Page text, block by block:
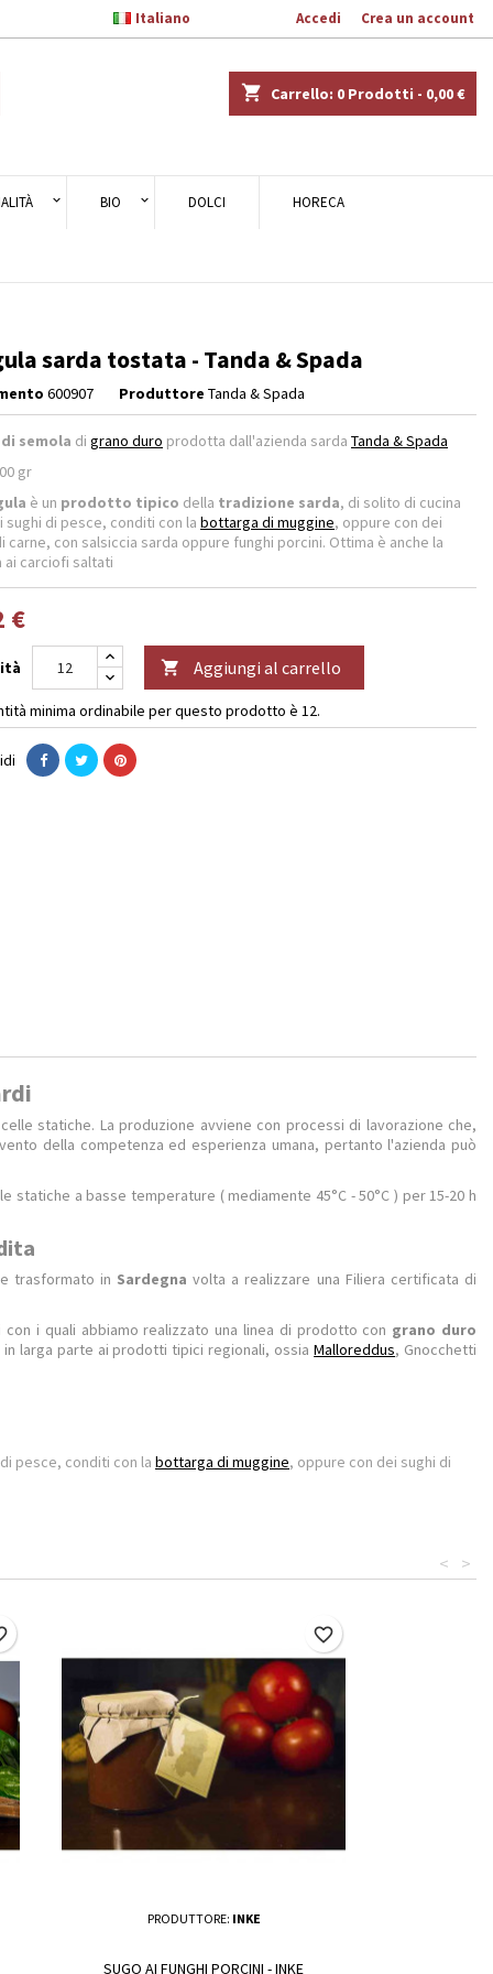
Accedi Crea un account
Italiano
shopping_cart Carrello: 0 Prodotti - 0,00 €
BIO DOLCI HORECA
sarda tostata - Tanda & Spada
600907 Produttore Tanda & Spada
semola di grano duro prodotta dall'azienda sarda Tanda & Spada
gr
è un prodotto tipico della tradizione sarda, di solito di cucina
sughi di pesce, conditi con la bottarga di muggine, oppure con dei
carne, con salsiccia sarda oppure funghi porcini. Ottima è anche la
ai carciofi saltati
€
 Aggiungi al carrello
minima ordinabile per questo prodotto è 12.
statiche. La produzione avviene con processi di lavorazione che,
della competenza ed esperienza umana, pertanto l'azienda può
a basse temperature ( mediamente 45°C - 50°C ) per 15-20 h
trasformato in Sardegna volta a realizzare una Filiera certificata di
i quali abbiamo realizzato una linea di prodotto con grano duro
in larga parte ai prodotti tipici regionali, ossiaMalloreddus, Gnocchetti
pesce, conditi con la bottarga di muggine, oppure con dei sughi di
>
<
PRODUTTORE: INKE
SUGO AI FUNGHI PORCINI - INKE
favorite_border